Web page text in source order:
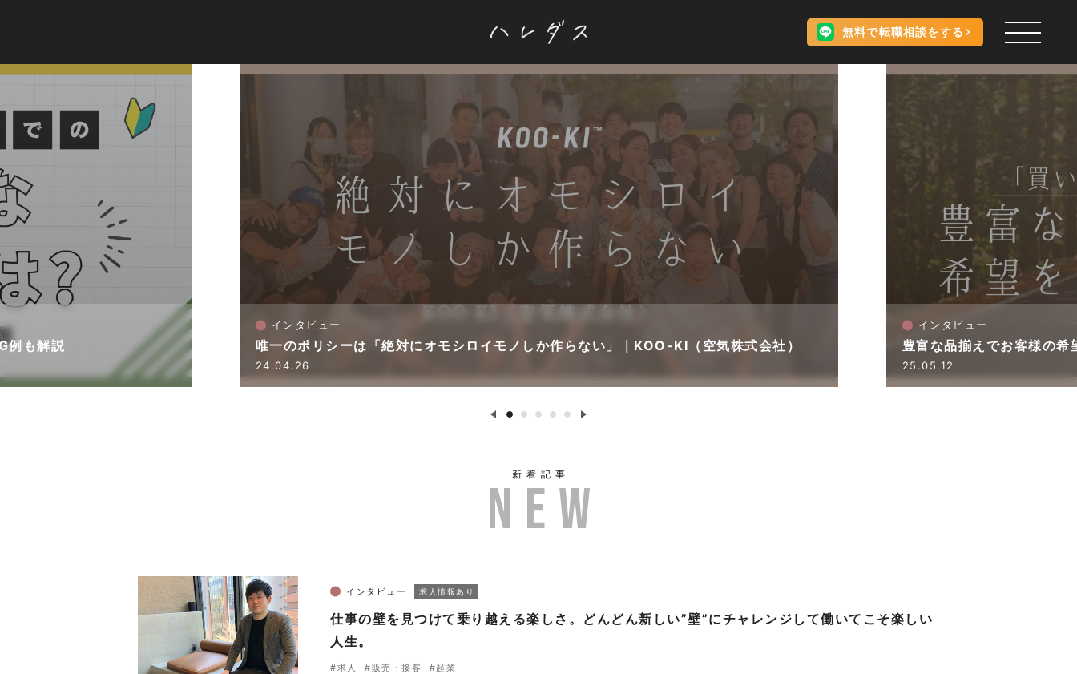
無料で転職相談をする
例も解説
インタビュー
唯一のポリシーは「絶対にオモシロイモノしか作らない」｜KOO-KI（空気株式会社）
24.04.26
インタビュー
豊富な品揃えでお客様の
25.05.12
新着記事
インタビュー 求人情報あり
仕事の壁を見つけて乗り越える楽しさ。どんどん新しい”壁”にチャレンジして働いてこそ楽しい
人生。
#求人 #販売・接客 #起業